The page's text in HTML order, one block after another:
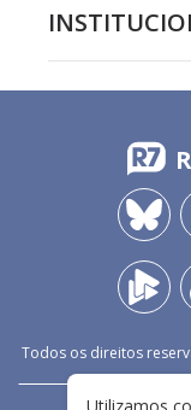
Todos os direitos